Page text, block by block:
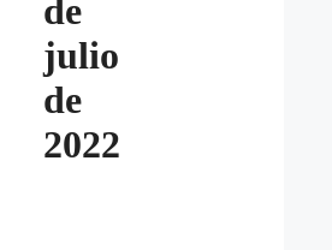
de
julio
de
2022